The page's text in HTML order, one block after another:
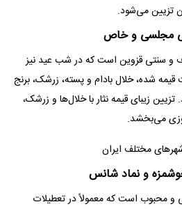
تزیین می‌شود.
و سنتی قزوین است که در شب عید نیز
شده، خلال بادام و پسته، زرشک، برنج
زیبای قیمه نثار با خلال‌ها و زرشک،
می‌بخشد.
مختلف ایران
و محبوب است که معمولاً در تعطیلات